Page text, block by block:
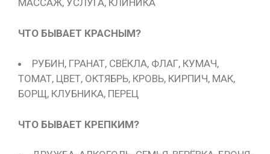
МАССАЖ, УСЛУГА, КЛИНИКА
ЧТО БЫВАЕТ КРАСНЫМ?
РУБИН, ГРАНАТ, СВЁКЛА, ФЛАГ, КУМАЧ,
ТОМАТ, ЦВЕТ, ОКТЯБРЬ, КРОВЬ, КИРПИЧ, МАК,
БОРЩ, КЛУБНИКА, ПЕРЕЦ
ЧТО БЫВАЕТ КРЕПКИМ?